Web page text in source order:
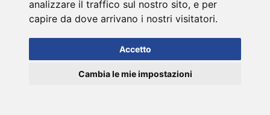
analizzare il traffico sul nostro sito, e per
capire da dove arrivano i nostri visitatori.
Accetto
Cambia le mie impostazioni